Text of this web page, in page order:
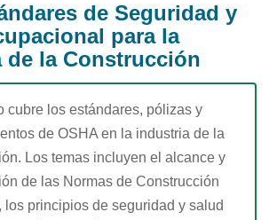
Training
de Seguridad y
para la
de la Construcción
cubre los estándares, pólizas y
de OSHA en la industria de la
Los temas incluyen el alcance y
de las Normas de Construcción
los principios de seguridad y salud